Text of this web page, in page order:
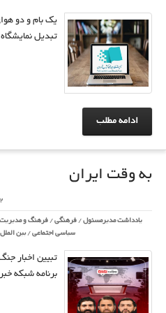
یک بام و دو
تبدیل
ادامه مطلب
به وقت ایران
یادداشت مدیرمسئول / فرهنگی / فرهنگ و
سیاسی اجتماعی /بین الملل
تبیین اخبار
برنامه شبکه خبر